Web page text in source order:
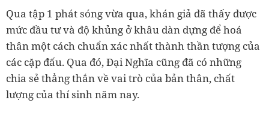
Qua tập 1 phát sóng vừa qua, khán giả đã thấy được
mức đầu tư và độ khủng ở khâu dàn dựng để hoá
thân một cách chuẩn xác nhất thành thần tượng của
các cặp đấu. Qua đó, Đại Nghĩa cũng đã có những
chia sẻ thẳng thắn về vai trò của bản thân, chất
lượng của thí sinh năm nay.